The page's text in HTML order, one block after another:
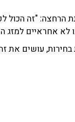
הרחצה: "זה הכול
לא אחראיים למזג
עושים את